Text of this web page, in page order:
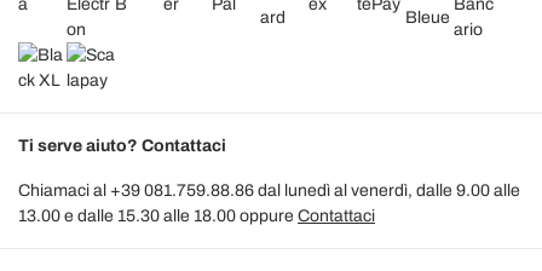
Ti serve aiuto? Contattaci
Chiamaci al +39 081.759.88.86 dal lunedì al venerdì, dalle 9.00 alle
13.00 e dalle 15.30 alle 18.00 oppure Contattaci